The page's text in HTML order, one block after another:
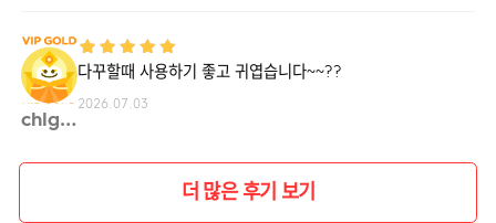
chlgu**
다꾸할때 사용하기 좋고 귀엽습니다~~??
2026.07.03
더 많은 후기 보기